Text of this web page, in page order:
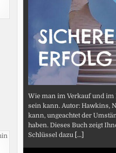
Wie man im Verkauf und im
sein kann. Autor: Hawkins,
kann, ungeachtet der
haben. Dieses Buch zeigt
Schlüssel dazu [...]